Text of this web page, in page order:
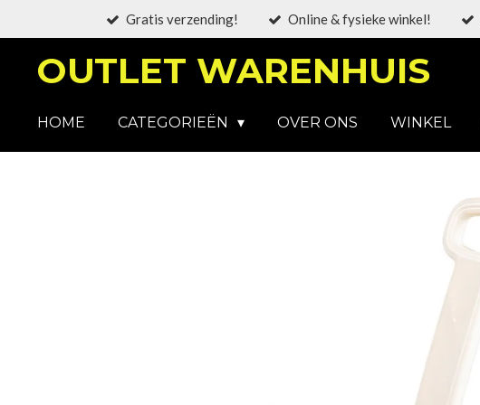
hoofdinhoud
Gratis verzending! Online & fysieke winkel!
OUTLET WARENHUIS
HOME CATEGORIEËN OVER ONS WINKEL